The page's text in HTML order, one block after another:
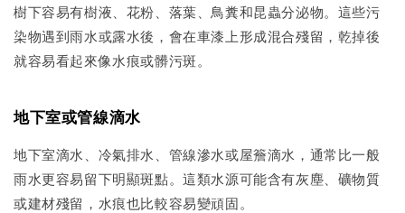
樹下容易有樹液、花粉、落葉、鳥糞和昆蟲分泌物。這些污
染物遇到雨水或露水後，會在車漆上形成混合殘留，乾掉後
就容易看起來像水痕或髒污斑。
地下室或管線滴水
地下室滴水、冷氣排水、管線滲水或屋簷滴水，通常比一般
雨水更容易留下明顯斑點。這類水源可能含有灰塵、礦物質
或建材殘留，水痕也比較容易變頑固。